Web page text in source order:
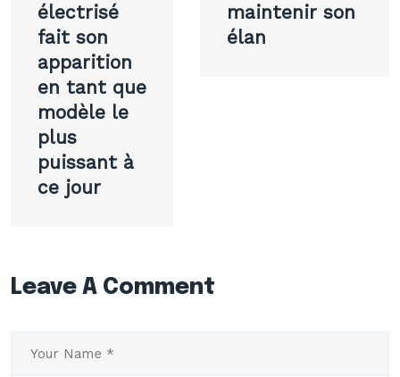
électrisé
fait son
apparition
en tant que
modèle le
plus
puissant à
ce jour
maintenir son
élan
Leave A Comment